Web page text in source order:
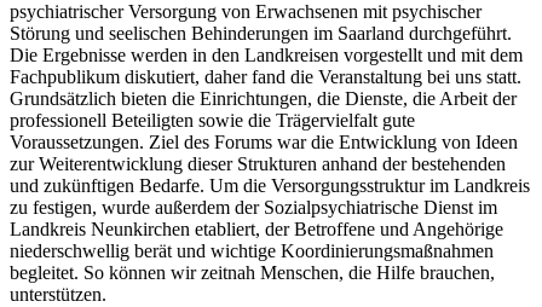
psychiatrischer Versorgung von Erwachsenen mit psychischer
Störung und seelischen Behinderungen im Saarland durchgeführt.
Die Ergebnisse werden in den Landkreisen vorgestellt und mit dem
Fachpublikum diskutiert, daher fand die Veranstaltung bei uns statt.
Grundsätzlich bieten die Einrichtungen, die Dienste, die Arbeit der
professionell Beteiligten sowie die Trägervielfalt gute
Voraussetzungen. Ziel des Forums war die Entwicklung von Ideen
zur Weiterentwicklung dieser Strukturen anhand der bestehenden
und zukünftigen Bedarfe. Um die Versorgungsstruktur im Landkreis
zu festigen, wurde außerdem der Sozialpsychiatrische Dienst im
Landkreis Neunkirchen etabliert, der Betroffene und Angehörige
niederschwellig berät und wichtige Koordinierungsmaßnahmen
begleitet. So können wir zeitnah Menschen, die Hilfe brauchen,
unterstützen.